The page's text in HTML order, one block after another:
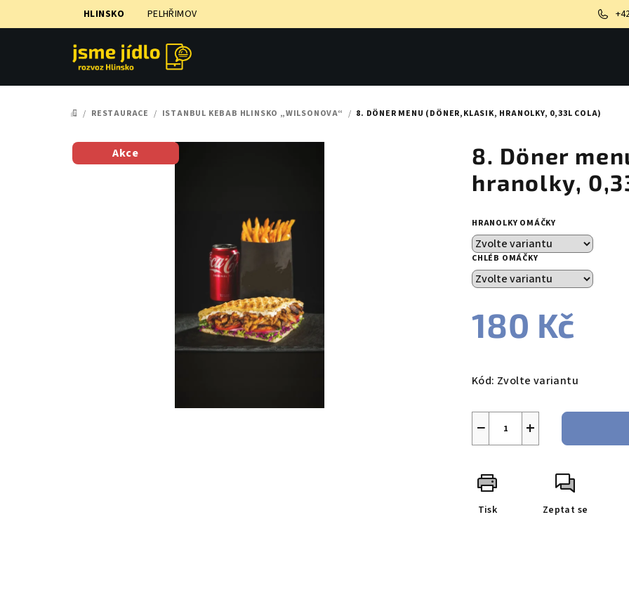
na
HLINSKO PELHŘIMOV
DOMŮ
/ RESTAURACE / ISTANBUL KEBAB HLINSKO „WILSONOVA“ / 8. DÖNER MENU (DÖNER,KLASIK, HRANOLKY, 0,33L COLA)
8. Döner
hranolky,
HRANOLKY OMÁČKY
CHLÉB OMÁČKY
180 Kč
cena:
Kód: Zvolte variantu
+
−
Tisk Zeptat se
Akce